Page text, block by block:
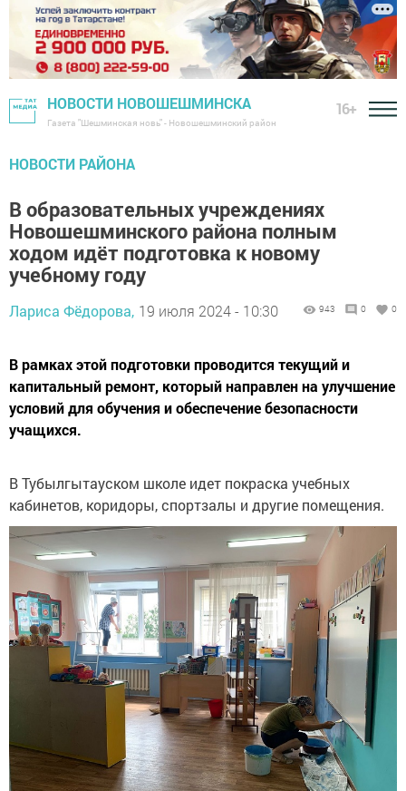
НОВОСТИ НОВОШЕШМИНСКА
Газета "Шешминская новь" - Новошешминский район
16+
НОВОСТИ РАЙОНА
В образовательных учреждениях
Новошешминского района полным
ходом идёт подготовка к новому
учебному году
Лариса Фёдорова, 19 июля 2024 - 10:30 943 0 0
В рамках этой подготовки проводится текущий и
капитальный ремонт, который направлен на улучшение
условий для обучения и обеспечение безопасности
учащихся.
В Тубылгытауском школе идет покраска учебных
кабинетов, коридоры, спортзалы и другие помещения.